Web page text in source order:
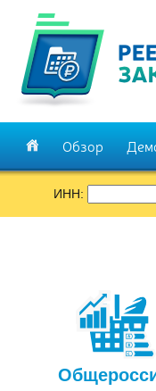
Обзор
ИНН: